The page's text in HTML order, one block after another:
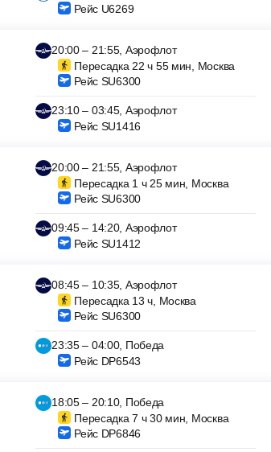
Рейс U6269
20:00 – 21:55, Аэрофлот
Пересадка 22 ч 55 мин, Москва
Рейс SU6300
23:10 – 03:45, Аэрофлот
Рейс SU1416
20:00 – 21:55, Аэрофлот
Пересадка 1 ч 25 мин, Москва
Рейс SU6300
09:45 – 14:20, Аэрофлот
Рейс SU1412
08:45 – 10:35, Аэрофлот
Пересадка 13 ч, Москва
Рейс SU6300
23:35 – 04:00, Победа
Рейс DP6543
18:05 – 20:10, Победа
Пересадка 7 ч 30 мин, Москва
Рейс DP6846